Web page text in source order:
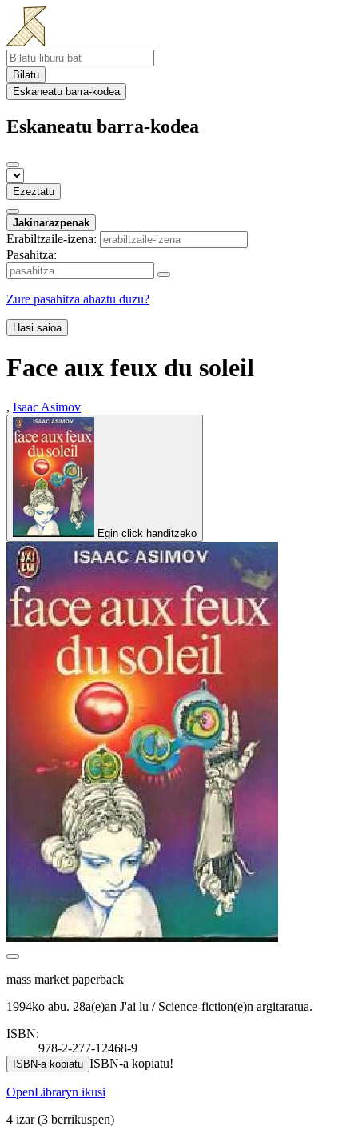
Bilatu
Eskaneatu barra-kodea
Eskaneatu barra-kodea
Ezeztatu
Jakinarazpenak
Erabiltzaile-izena:
Pasahitza:
Zure pasahitza ahaztu duzu?
Hasi saioa
Face aux feux du soleil
, Isaac Asimov
Egin click handitzeko
mass market paperback
1994ko abu. 28a(e)an J'ai lu / Science-fiction(e)n argitaratua.
ISBN:
978-2-277-12468-9
ISBN-a kopiatu ISBN-a kopiatu!
OpenLibraryn ikusi
4 izar(3 berrikuspen)